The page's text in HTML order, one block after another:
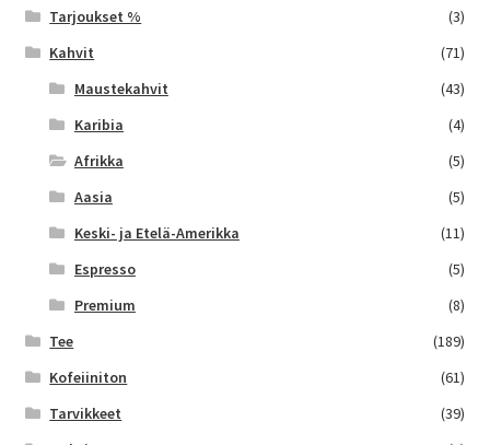
Tarjoukset %
(3)
Kahvit
(71)
Maustekahvit
(43)
Karibia
(4)
Afrikka
(5)
Aasia
(5)
Keski- ja Etelä-Amerikka
(11)
Espresso
(5)
Premium
(8)
Tee
(189)
Kofeiiniton
(61)
Tarvikkeet
(39)